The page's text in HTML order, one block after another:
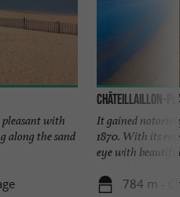
with
along the sand
Châteillaillon-
It gained
1870. With its
eye with
784 m -